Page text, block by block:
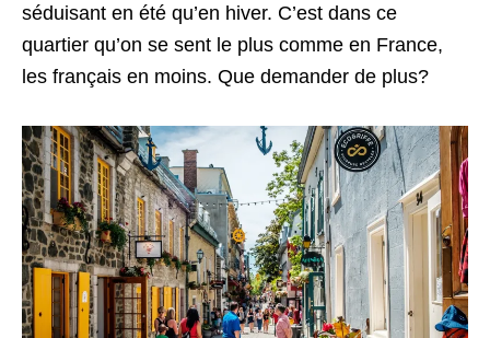
séduisant en été qu’en hiver. C’est dans ce
quartier qu’on se sent le plus comme en France,
les français en moins. Que demander de plus?